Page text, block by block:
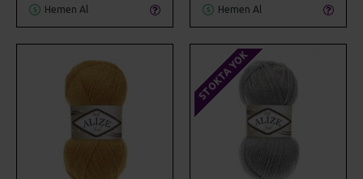
Hemen Al Hemen Al
STOKTA YOK